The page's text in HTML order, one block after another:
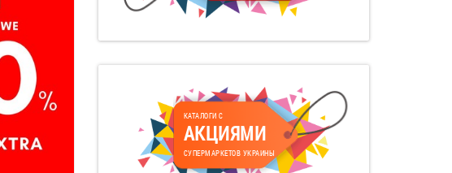
КАТАЛОГИ С
АКЦИЯМИ
СУПЕРМАРКЕТОВ УКРАИНЫ